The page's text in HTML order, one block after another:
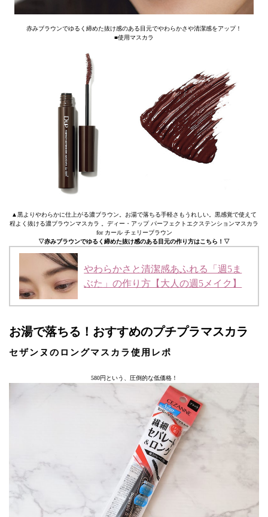
赤みブラウンでゆるく締めた抜け感のある目元でやわらかさや清潔感をアップ！
■使用マスカラ
▲黒よりやわらかに仕上がる濃ブラウン。お湯で落ちる手軽さもうれしい。黒感覚で使えて
程よく抜ける濃ブラウンマスカラ 。ディー・アップ パーフェクトエクステンションマスカラ
for カール チェリーブラウン
▽赤みブラウンでゆるく締めた抜け感のある目元の作り方はこちら！▽
やわらかさと清潔感あふれる「週5ま
ぶた」の作り方【大人の週5メイク】
お湯で落ちる！おすすめのプチプラマスカラ
セザンヌのロングマスカラ使用レポ
580円という、圧倒的な低価格！